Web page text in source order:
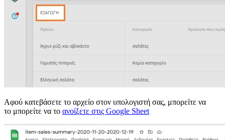
Αφού κατεβάσετε το αρχείο στον υπολογιστή σας, μπορείτε να
το μπορείτε να το ανοίξετε στις Google Sheet